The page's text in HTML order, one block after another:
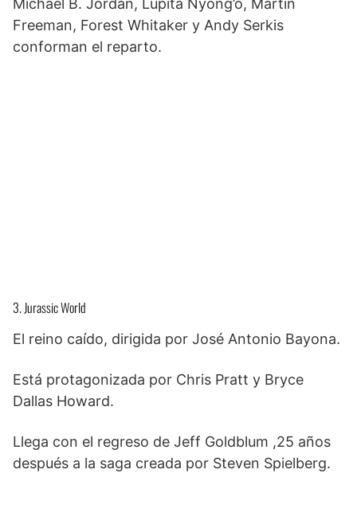
Michael B. Jordan, Lupita Nyong’o, Martin
Freeman, Forest Whitaker y Andy Serkis
conforman el reparto.
3. Jurassic World
El reino caído, dirigida por José Antonio Bayona.
Está protagonizada por Chris Pratt y Bryce
Dallas Howard.
Llega con el regreso de Jeff Goldblum ,25 años
después a la saga creada por Steven Spielberg.